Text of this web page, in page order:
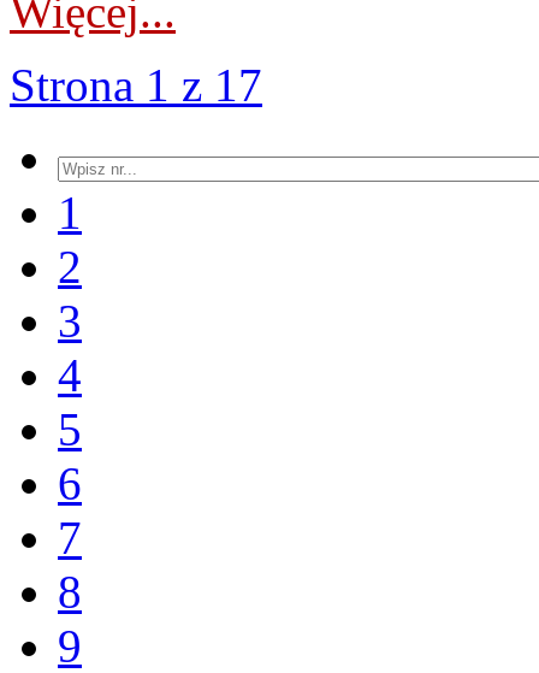
Więcej...
Strona 1 z 17
1
2
3
4
5
6
7
8
9